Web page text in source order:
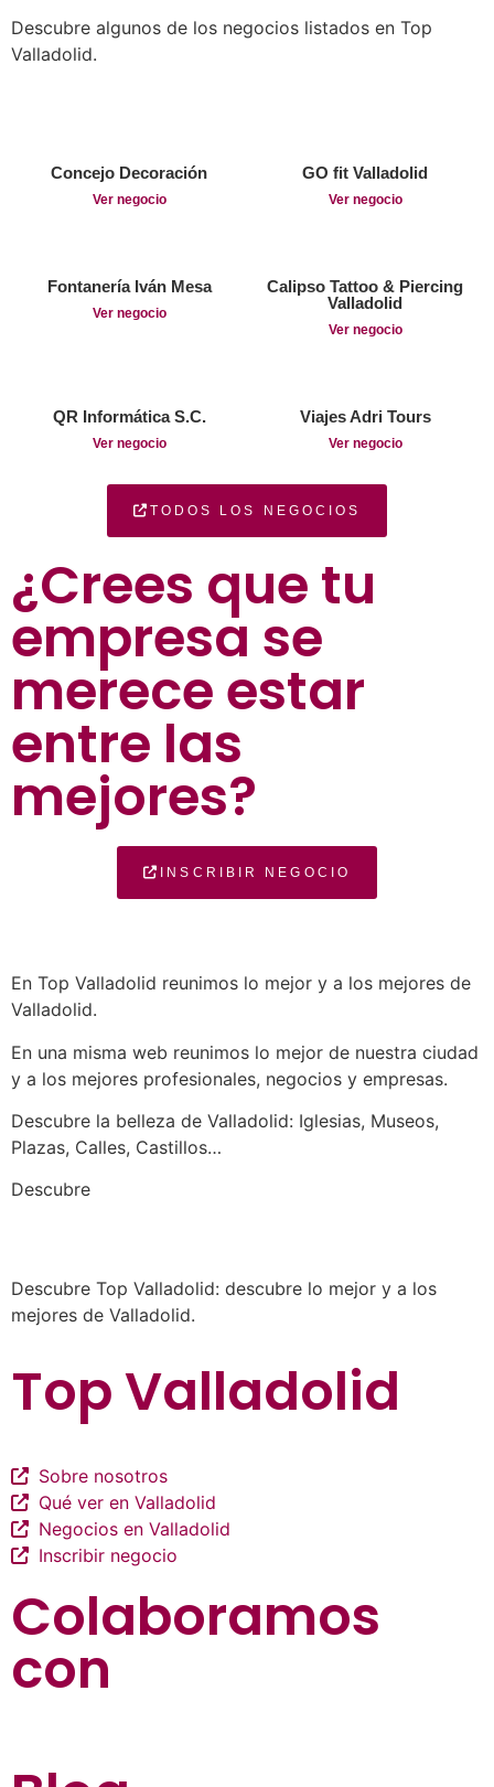
Descubre algunos de los negocios listados en Top
Valladolid.
Concejo Decoración
Ver negocio
GO fit Valladolid
Ver negocio
Fontanería Iván Mesa
Ver negocio
Calipso Tattoo & Piercing
Valladolid
Ver negocio
QR Informática S.C.
Ver negocio
Viajes Adri Tours
Ver negocio
TODOS LOS NEGOCIOS
¿Crees que tu
empresa se
merece estar
entre las
mejores?
INSCRIBIR NEGOCIO
En Top Valladolid reunimos lo mejor y a los mejores de
Valladolid.
En una misma web reunimos lo mejor de nuestra ciudad
y a los mejores profesionales, negocios y empresas.
Descubre la belleza de Valladolid: Iglesias, Museos,
Plazas, Calles, Castillos…
Descubre
Descubre Top Valladolid: descubre lo mejor y a los
mejores de Valladolid.
Top Valladolid
Sobre nosotros
Qué ver en Valladolid
Negocios en Valladolid
Inscribir negocio
Colaboramos
con